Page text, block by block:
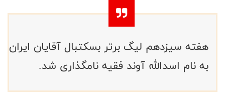
هفته سیزدهم لیگ برتر بسکتبال آقایان ایران
به نام اسدالله آوند فقیه نامگذاری شد.